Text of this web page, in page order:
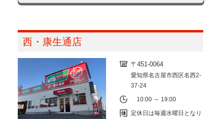
西・康生通店
〒451-0064
愛知県名古屋市西区名西2-
37-24
10:00 ～ 19:00
定休日は毎週水曜日となり